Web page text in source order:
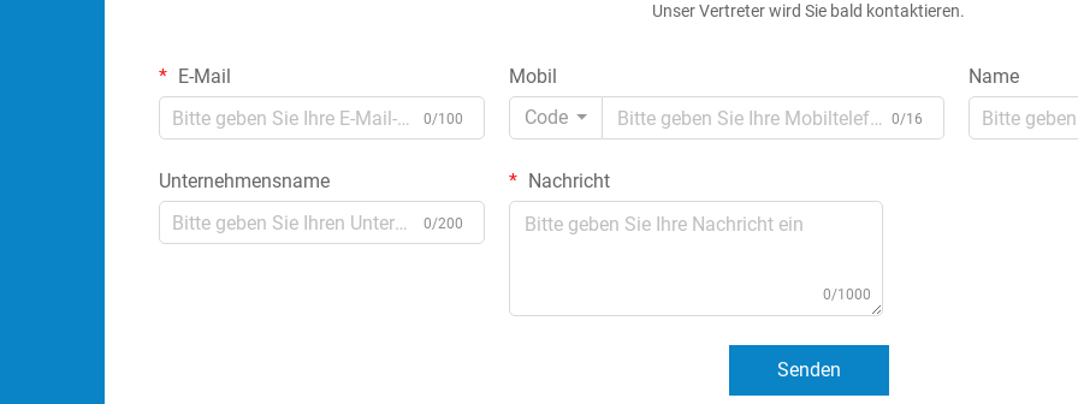
Unser Vertreter wird Sie bald kontaktieren.
E-Mail
0/100
Mobil
Code
0/16
Name
Unternehmensname
0/200
Nachricht
0/1000
Senden